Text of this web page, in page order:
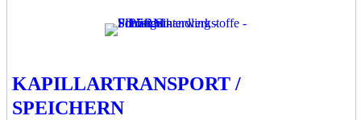
KAPILLARTRANSPORT /
SPEICHERN